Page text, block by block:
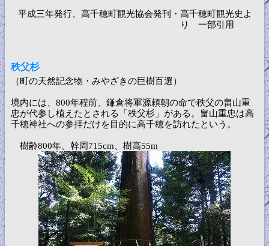
平成三年発行、高千穂町観光協会発刊・高千穂町観光史よ
り 一部引用
秩父杉
（町の天然記念物・みやざきの巨樹百選）
境内には、800年程前、鎌倉将軍源頼朝の命で秩父の畠山重
忠が代参し植えたとされる「秩父杉」がある。畠山重忠は高
千穂神社への参拝だけを目的に高千穂を訪れたという。
樹齢800年、幹周715cm、樹高55m